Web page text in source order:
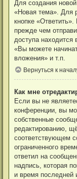
Для создания
«Новая тема». Для
кнопке «Ответить».
прежде чем
доступа
«Вы можете
вложения» и т.п.
Вернуться к
Как мне
Если вы не
конференции, вы
собственные
редактированию,
соответствующем
ограниченного
ответил на
надпись, которая
и время последней